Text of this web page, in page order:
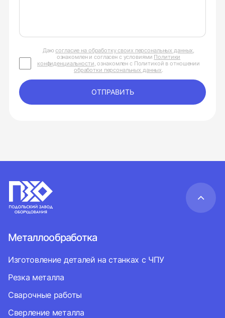
Даюсогласие на обработку своих персональных данных,
ознакомлен и согласен с условиями Политики
конфиденциальности, ознакомлен с Политикой в отношении
обработки персональных данных.
ОТПРАВИТЬ
Металлообработка
Изготовление деталей на станках с ЧПУ
Резка металла
Сварочные работы
Сверление металла